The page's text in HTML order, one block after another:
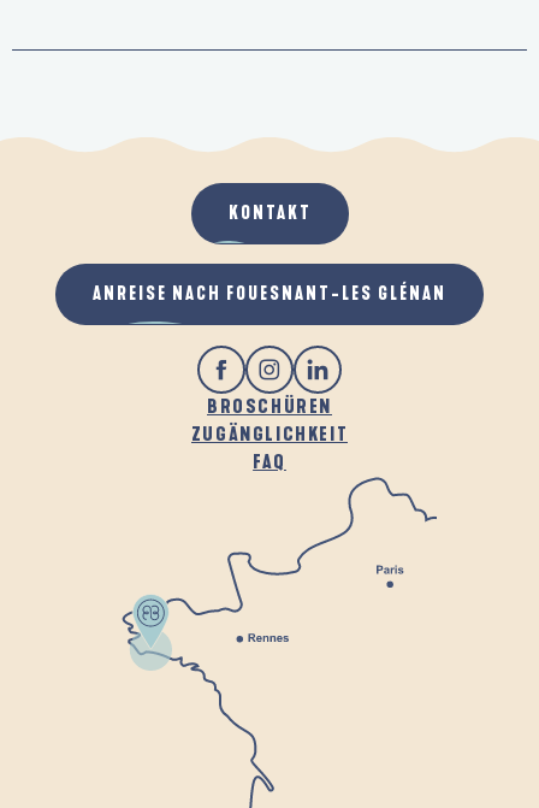
BROSCHÜREN
ZUGÄNGLICHKEIT
FAQ
KONTAKT
ANREISE NACH FOUESNANT-LES GLÉNAN